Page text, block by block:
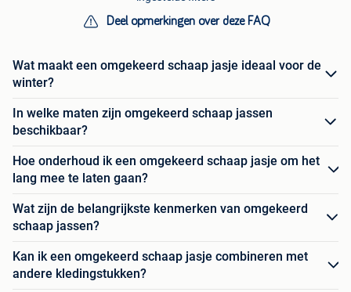
Deel opmerkingen over deze FAQ
Wat maakt een omgekeerd schaap jasje ideaal voor de
winter?
In welke maten zijn omgekeerd schaap jassen
beschikbaar?
Hoe onderhoud ik een omgekeerd schaap jasje om het
lang mee te laten gaan?
Wat zijn de belangrijkste kenmerken van omgekeerd
schaap jassen?
Kan ik een omgekeerd schaap jasje combineren met
andere kledingstukken?